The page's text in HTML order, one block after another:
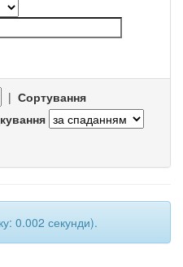
| Сортування
0.002 секунди).